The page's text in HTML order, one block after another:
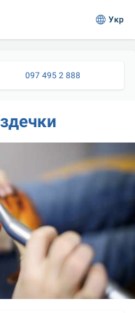
Укр
097 495 2 888